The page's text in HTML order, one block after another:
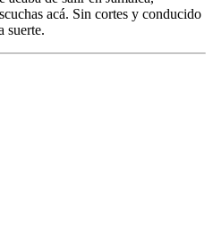
acá. Sin cortes y conducido
suerte.